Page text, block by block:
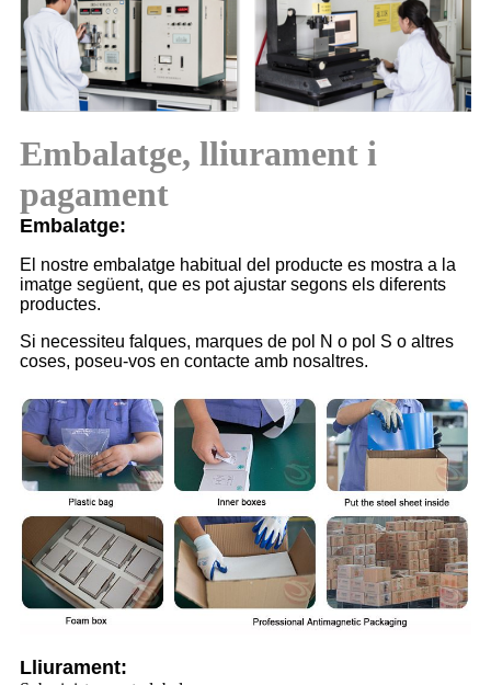
Embalatge, lliurament i
pagament
Embalatge:
El nostre embalatge habitual del producte es mostra a la
imatge següent, que es pot ajustar segons els diferents
productes.
Si necessiteu falques, marques de pol N o pol S o altres
coses, poseu-vos en contacte amb nosaltres.
Lliurament: